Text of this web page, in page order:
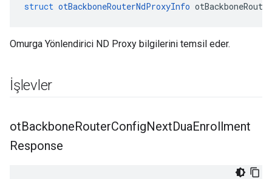
struct otBackboneRouterNdProxyInfo
Omurga Yönlendirici ND Proxy bilgilerini temsil eder.
İşlevler
otBackboneRouterConfigNextDuaEnrollment
Response